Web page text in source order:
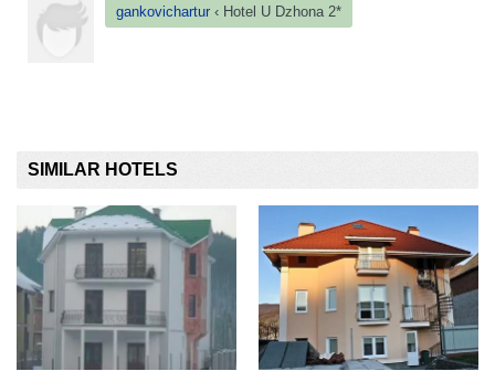
gankovichartur ‹ Hotel U Dzhona 2*
SIMILAR HOTELS